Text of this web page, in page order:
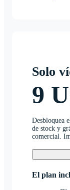
Solo
9
Desbloquea
de stock y
comercial.
El plan